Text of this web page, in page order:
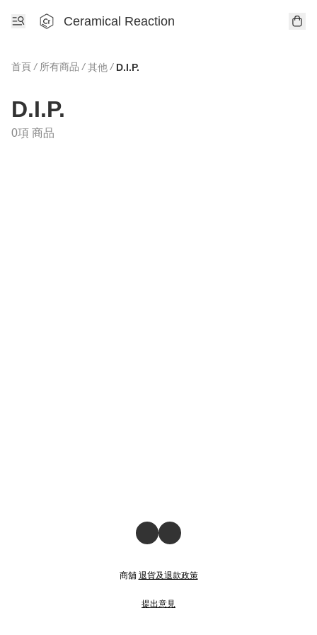
Ceramical Reaction
首頁 / 所有商品 / 其他 / D.I.P.
D.I.P.
0項 商品
商舖 退貨及退款政策
提出意見